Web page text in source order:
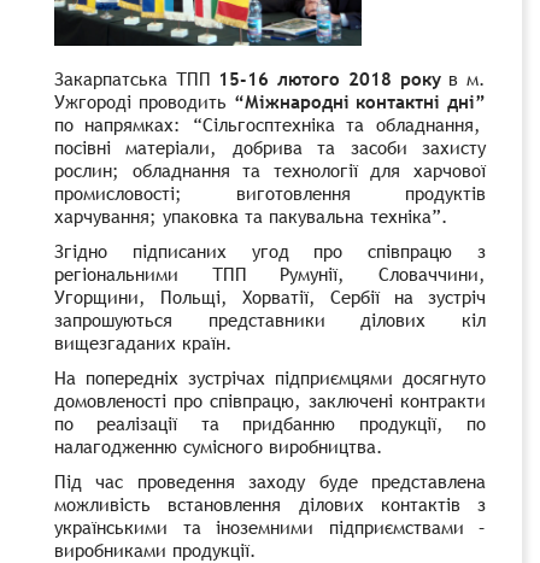
Закарпатська ТПП 15-16 лютого 2018 рокув м.
Ужгороді проводить “Міжнародні контактні дні”
по напрямках: “Сільгосптехніка та обладнання,
посівні матеріали, добрива та засоби захисту
рослин; обладнання та технології для харчової
промисловості; виготовлення продуктів
харчування; упаковка та пакувальна техніка”.
Згідно підписаних угод про співпрацю з
регіональними ТПП Румунії, Словаччини,
Угорщини, Польщі, Хорватії, Сербії на зустріч
запрошуються представники ділових кіл
вищезгаданих країн.
На попередніх зустрічах підприємцями досягнуто
домовленості про співпрацю, заключені контракти
по реалізації та придбанню продукції, по
налагодженню сумісного виробництва.
Під час проведення заходу буде представлена
можливість встановлення ділових контактів з
українськими та іноземними підприємствами –
виробниками продукції.